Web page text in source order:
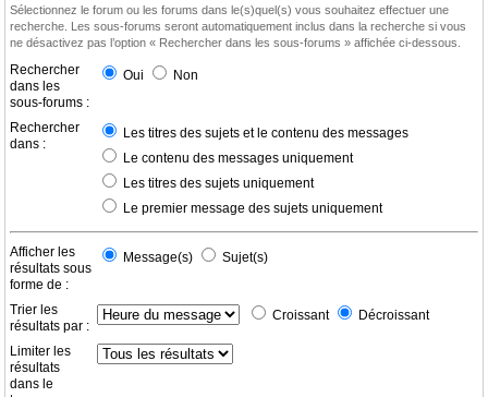
Sélectionnez le forum ou les forums dans le(s)quel(s) vous souhaitez effectuer une
recherche. Les sous-forums seront automatiquement inclus dans la recherche si vous
ne désactivez pas l’option « Rechercher dans les sous-forums » affichée ci-dessous.
Rechercher
dans les
sous-forums :
Oui Non
Rechercher
dans :
Les titres des sujets et le contenu des messages
Le contenu des messages uniquement
Les titres des sujets uniquement
Le premier message des sujets uniquement
Afficher les
résultats sous
forme de :
Message(s) Sujet(s)
Trier les
résultats par :
Croissant Décroissant
Limiter les
résultats
dans le